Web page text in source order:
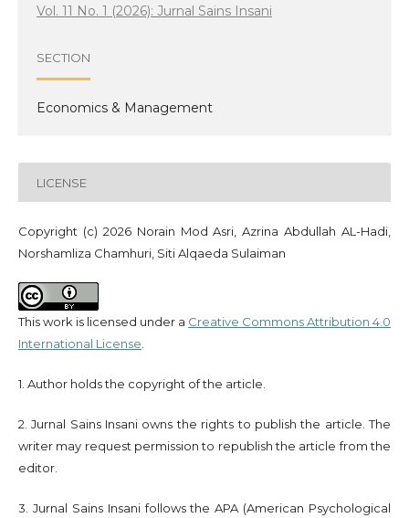
Vol. 11 No. 1 (2026): Jurnal Sains Insani
SECTION
Economics & Management
LICENSE
Copyright (c) 2026 Norain Mod Asri, Azrina Abdullah AL-Hadi,
Norshamliza Chamhuri, Siti Alqaeda Sulaiman
This work is licensed under a Creative Commons Attribution 4.0
International License
1. Author holds the copyright of the article.
2. Jurnal Sains Insani owns the rights to publish the article. The
writer may request permission to republish the article from the
editor.
3. Jurnal Sains Insani follows the APA (American Psychological